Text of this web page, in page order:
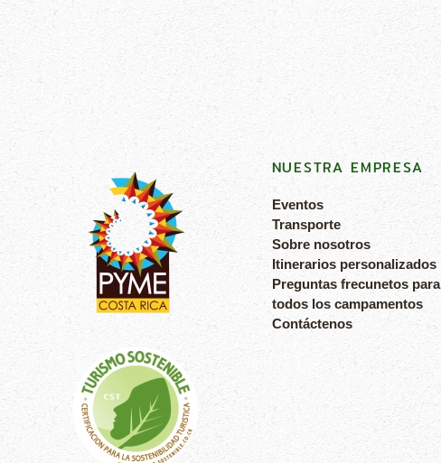
NUESTRA EMPRESA
Eventos
Transporte
Sobre nosotros
Itinerarios personalizados
Preguntas frecunetos para
todos los campamentos
Contáctenos